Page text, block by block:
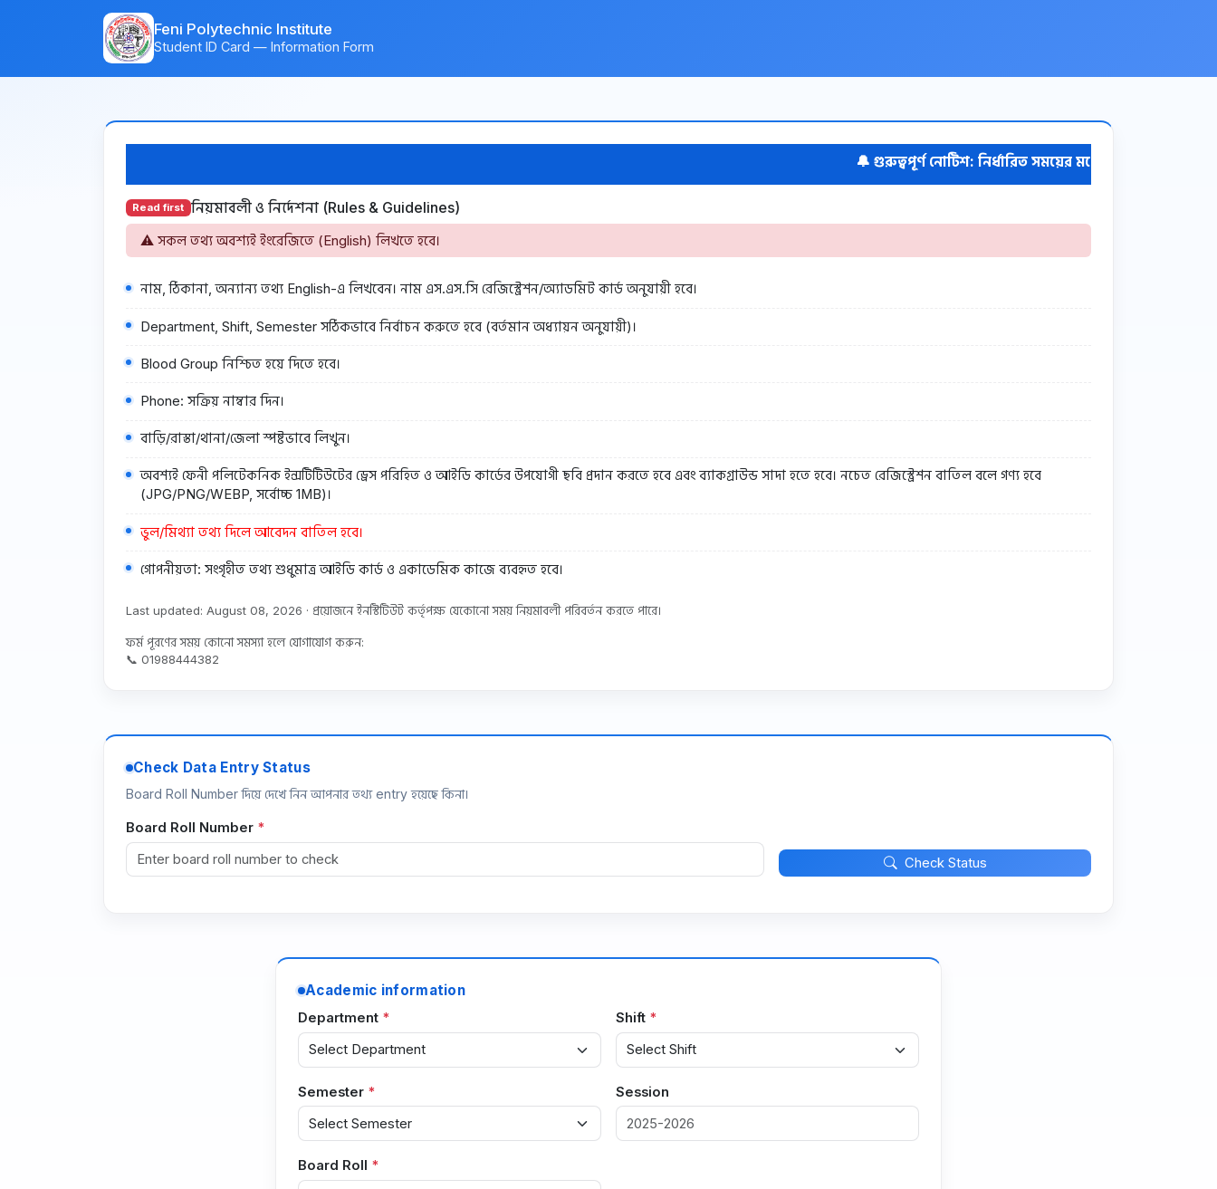
Feni Polytechnic Institute
Student ID Card — Information Form
🔔 গুরুত্বপূর্ণ নোটিশ: নির্ধারিত সময়ের মধ্যে ফর্ম পূরণ সম্পন্ন করুন।
Read first নিয়মাবলী ও নির্দেশনা (Rules & Guidelines)
⚠️ সকল তথ্য অবশ্যই ইংরেজিতে (English) লিখতে হবে।
নাম, ঠিকানা, অন্যান্য তথ্য English-এ লিখবেন। নাম এস.এস.সি রেজিস্ট্রেশন/অ্যাডমিট কার্ড অনুযায়ী হবে।
Department, Shift, Semester সঠিকভাবে নির্বাচন করুতে হবে (বর্তমান অধ্যায়ন অনুযায়ী)।
Blood Group নিশ্চিত হয়ে দিতে হবে।
Phone: সক্রিয় নাম্বার দিন।
বাড়ি/রাস্তা/থানা/জেলা স্পষ্টভাবে লিখুন।
অবশ্যই ফেনী পলিটেকনিক ইন্সটিটিউটের ড্রেস পরিহিত ও আইডি কার্ডের উপযোগী ছবি প্রদান করতে হবে এবং ব্যাকগ্রাউন্ড সাদা হতে হবে। নচেত রেজিস্ট্রেশন বাতিল বলে গণ্য হবে
(JPG/PNG/WEBP, সর্বোচ্চ 1MB)।
ভুল/মিথ্যা তথ্য দিলে আবেদন বাতিল হবে।
গোপনীয়তা: সংগৃহীত তথ্য শুধুমাত্র আইডি কার্ড ও একাডেমিক কাজে ব্যবহৃত হবে।
Last updated: August 08, 2026 · প্রয়োজনে ইনস্টিটিউট কর্তৃপক্ষ যেকোনো সময় নিয়মাবলী পরিবর্তন করতে পারে।
ফর্ম পূরণের সময় কোনো সমস্যা হলে যোগাযোগ করুন:
📞 01988444382
Check Data Entry Status
Board Roll Number দিয়ে দেখে নিন আপনার তথ্য entry হয়েছে কিনা।
Board Roll Number
Check Status
Academic information
Department Shift
Semester Session
Board Roll